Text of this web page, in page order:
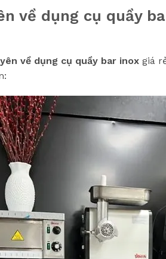
về dụng cụ quầy
về dụng cụ quầy bar inox giá